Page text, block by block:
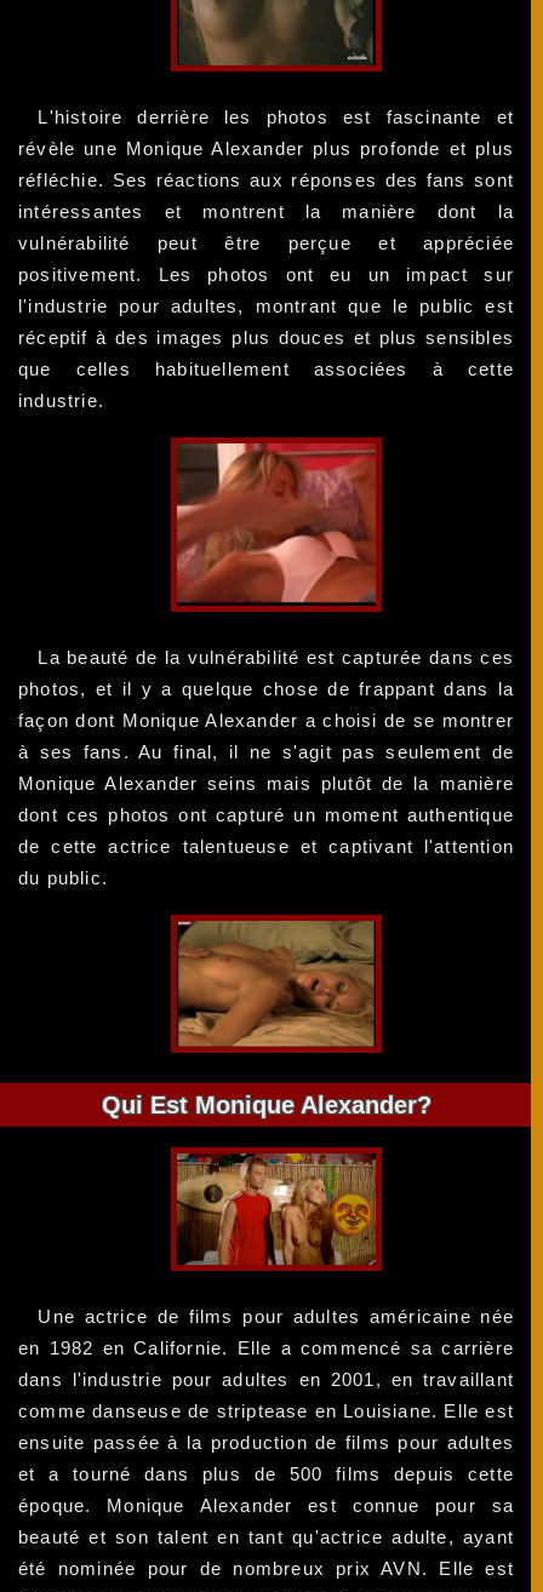
L'histoire derrière les photos est fascinante et
révèle une Monique Alexander plus profonde et plus
réfléchie. Ses réactions aux réponses des fans sont
intéressantes et montrent la manière dont la
vulnérabilité peut être perçue et appréciée
positivement. Les photos ont eu un impact sur
l'industrie pour adultes, montrant que le public est
réceptif à des images plus douces et plus sensibles
que celles habituellement associées à cette
industrie.
La beauté de la vulnérabilité est capturée dans ces
photos, et il y a quelque chose de frappant dans la
façon dont Monique Alexander a choisi de se montrer
à ses fans. Au final, il ne s'agit pas seulement de
Monique Alexander seins mais plutôt de la manière
dont ces photos ont capturé un moment authentique
de cette actrice talentueuse et captivant l'attention
du public.
Qui Est Monique Alexander?
Une actrice de films pour adultes américaine née
en 1982 en Californie. Elle a commencé sa carrière
dans l'industrie pour adultes en 2001, en travaillant
comme danseuse de striptease en Louisiane. Elle est
ensuite passée à la production de films pour adultes
et a tourné dans plus de 500 films depuis cette
époque. Monique Alexander est connue pour sa
beauté et son talent en tant qu'actrice adulte, ayant
été nominée pour de nombreux prix AVN. Elle est